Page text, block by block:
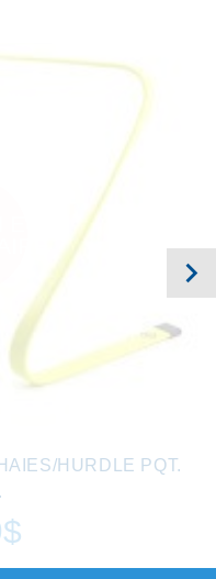
HURDLE PQT.